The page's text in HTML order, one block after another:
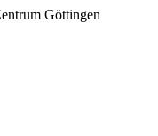
Göttingen